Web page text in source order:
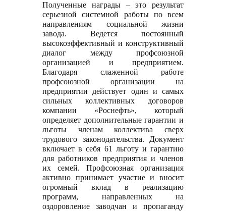
Полученные награды – это результат
серьезной системной работы по всем
направлениям социальной жизни
завода. Ведется постоянный
высокоэффективный и конструктивный
диалог между профсоюзной
организацией и предприятием.
Благодаря слаженной работе
профсоюзной организации на
предприятии действует один и самых
сильных коллективных договоров
компании «Роснефть», который
определяет дополнительные гарантии и
льготы членам коллектива сверх
трудового законодательства. Документ
включает в себя 61 льготу и гарантию
для работников предприятия и членов
их семей. Профсоюзная организация
активно принимает участие и вносит
огромный вклад в реализацию
программ, направленных на
оздоровление заводчан и пропаганду